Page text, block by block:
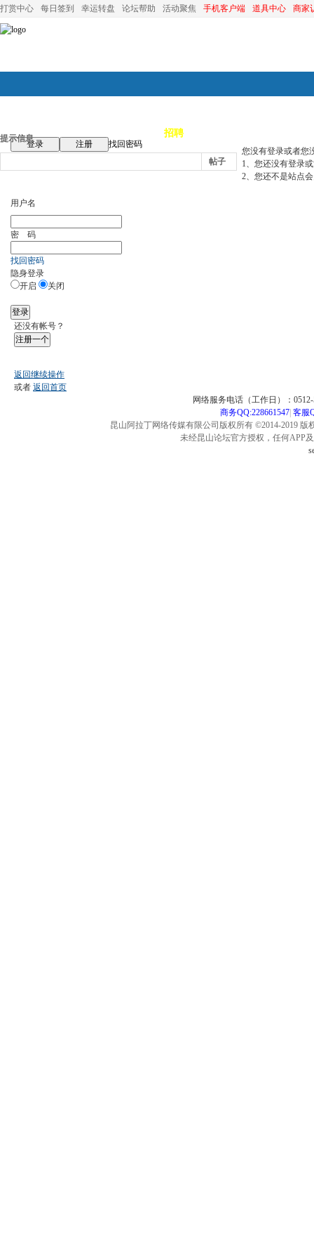
打赏中心 每日签到 幸运转盘 论坛帮助 活动聚焦 手机客户端 道具中心 商家
论坛首页 招聘
登录 注册
找回密码
帖子
提示信息
您没有登录或者您
1、您还没有登录
2、您还不是站点
用户名
密 码
找回密码
隐身登录
开启
关闭
登录
还没有帐号？
注册一个
返回继续操作
或者 返回首页
网络服务电话（工作日）：
商务QQ:228661547| 客服
昆山阿拉丁网络传媒有限公司版权所有 ©2014-2019
未经昆山论坛官方授权，任何APP